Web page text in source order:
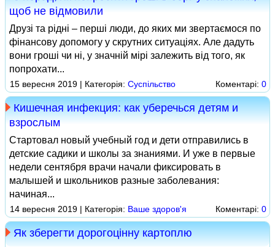
щоб не відмовили
Друзі та рідні – перші люди, до яких ми звертаємося по
фінансову допомогу у скрутних ситуаціях. Але дадуть
вони гроші чи ні, у значній мірі залежить від того, як
попрохати...
15 вересня 2019 | Категорія: Суспільство Коментарі: 0
Кишечная инфекция: как уберечься детям и
взрослым
Стартовал новый учебный год и дети отправились в
детские садики и школы за знаниями. И уже в первые
недели сентября врачи начали фиксировать в
малышей и школьников разные заболевания:
начиная...
14 вересня 2019 | Категорія: Ваше здоров'я Коментарі: 0
Як зберегти дорогоцінну картоплю